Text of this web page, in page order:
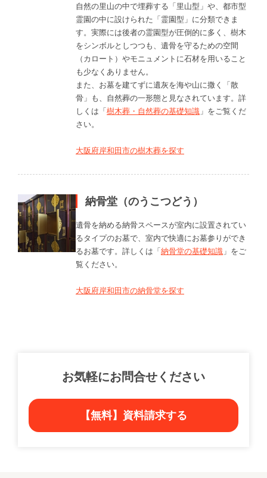
自然の里山の中で埋葬する「里山型」や、都市型
霊園の中に設けられた「霊園型」に分類できま
す。実際には後者の霊園型が圧倒的に多く、樹木
をシンボルとしつつも、遺骨を守るための空間
（カロート）やモニュメントに石材を用いること
も少なくありません。
また、お墓を建てずに遺灰を海や山に撒く「散
骨」も、自然葬の一形態と見なされています。詳
しくは「樹木葬・自然葬の基礎知識 」をご覧くだ
さい。
大阪府岸和田市の樹木葬を探す
納骨堂（のうこつどう）
遺骨を納める納骨スペースが室内に設置されてい
るタイプのお墓で、室内で快適にお墓参りができ
るお墓です。詳しくは「納骨堂の基礎知識 」をご
覧ください。
大阪府岸和田市の納骨堂を探す
お気軽にお問合せください
【無料】資料請求する